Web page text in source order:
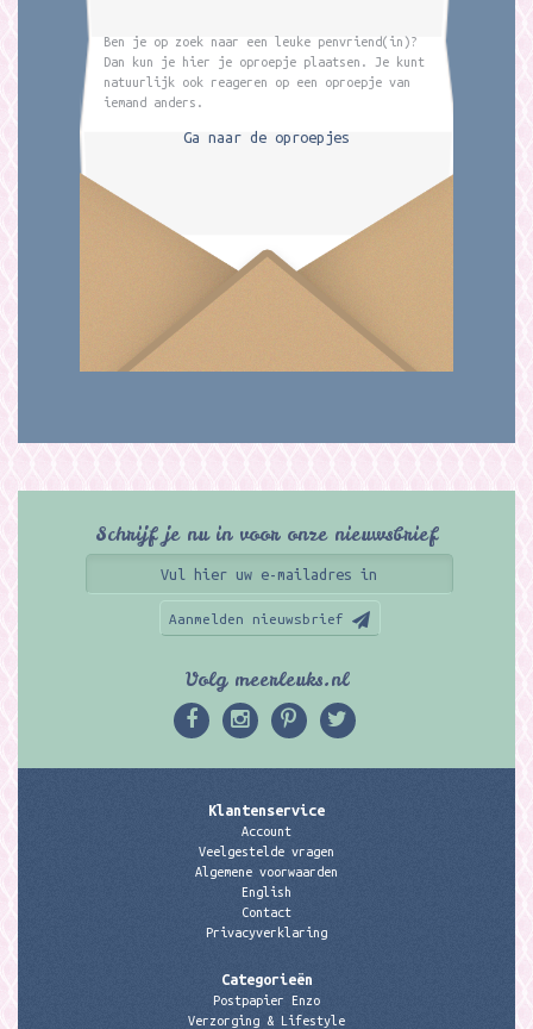
Ben je op zoek naar een leuke penvriend(in)?
Dan kun je hier je oproepje plaatsen. Je kunt
natuurlijk ook reageren op een oproepje van
iemand anders.
Ga naar de oproepjes
Schrijf je nu in voor onze nieuwsbrief
Aanmelden nieuwsbrief
Volg meerleuks.nl
Klantenservice
Account
Veelgestelde vragen
Algemene voorwaarden
English
Contact
Privacyverklaring
Categorieën
Postpapier Enzo
Verzorging & Lifestyle